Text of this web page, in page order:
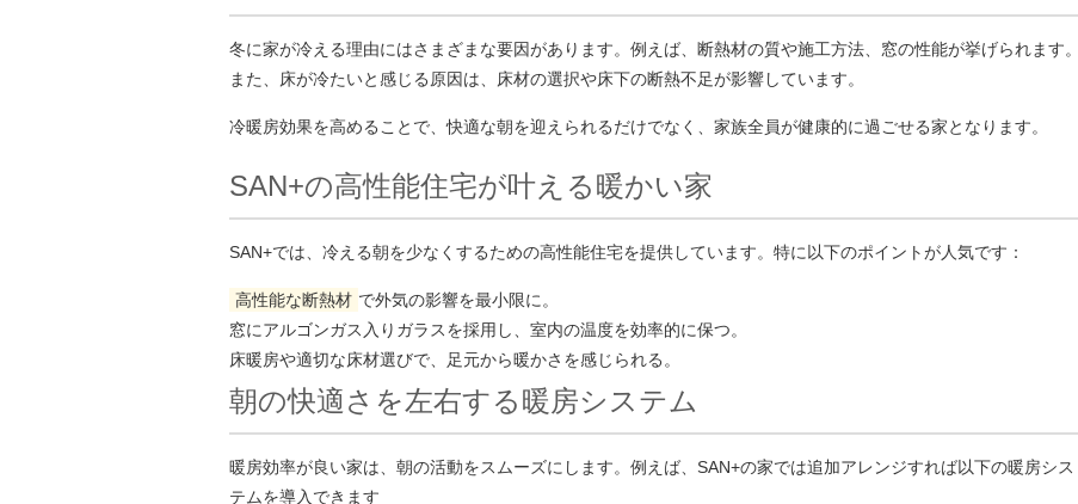
冬に家が冷える理由にはさまざまな要因があります。例えば、断熱材の質や施工方法、窓の性能が挙げられます。
また、床が冷たいと感じる原因は、床材の選択や床下の断熱不足が影響しています。
冷暖房効果を高めることで、快適な朝を迎えられるだけでなく、家族全員が健康的に過ごせる家となります。
SAN+の高性能住宅が叶える暖かい家
SAN+では、冷える朝を少なくするための高性能住宅を提供しています。特に以下のポイントが人気です：
高性能な断熱材 で外気の影響を最小限に。
窓にアルゴンガス入りガラスを採用し、室内の温度を効率的に保つ。
床暖房や適切な床材選びで、足元から暖かさを感じられる。
朝の快適さを左右する暖房システム
暖房効率が良い家は、朝の活動をスムーズにします。例えば、SAN+の家では追加アレンジすれば以下の暖房シス
テムを導入できます